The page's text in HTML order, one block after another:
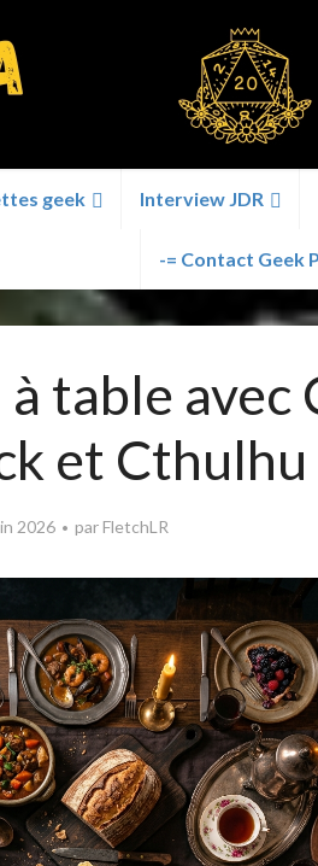
geek Interview JDR
-= Contact Geek
table avec
et Cthulhu
2026 parFletchLR